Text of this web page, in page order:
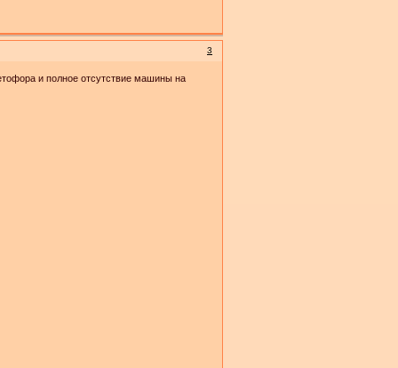
3
и полное отсутствие машины на